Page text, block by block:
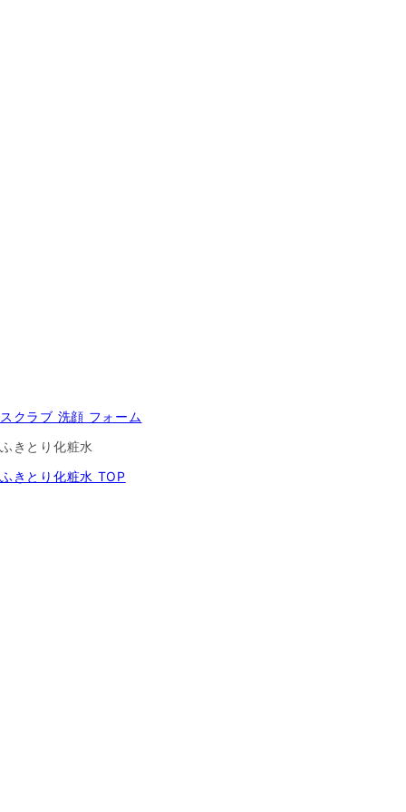
スクラブ 洗顔 フォーム
ふきとり化粧水
ふきとり化粧水 TOP